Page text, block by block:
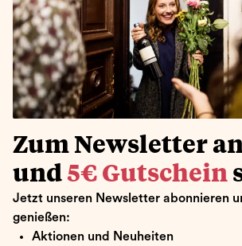
Zum Newsletter
und 5€ Gutschein
Jetzt unseren Newsletter abonnieren
genießen:
Aktionen und Neuheiten